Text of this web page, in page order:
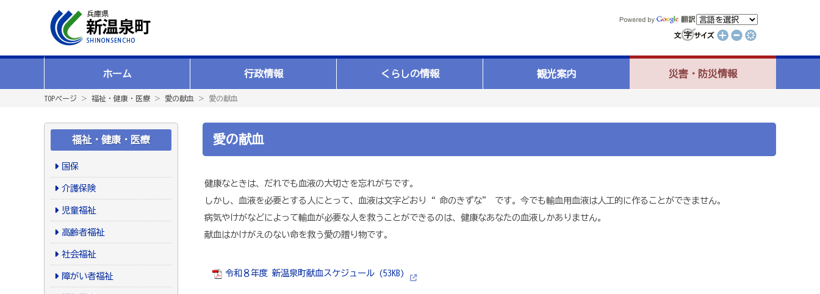
ホーム 行政情報 くらしの情報 観光案内 災害・防災情報
TOPページ ＞ 福祉・健康・医療 ＞ 愛の献血 ＞ 愛の献血
福祉・健康・医療
国保
介護保険
児童福祉
高齢者福祉
社会福祉
障がい者福祉
愛の献血
健康なときは、だれでも血液の大切さを忘れがちです。
しかし、血液を必要とする人にとって、血液は文字どおり“ 命のきずな” です。今でも輸血用血液は人工的に作ることができません。
病気やけがなどによって輸血が必要な人を救うことができるのは、健康なあなたの血液しかありません。
献血はかけがえのない命を救う愛の贈り物です。
令和８年度 新温泉町献血スケジュール (53KB)